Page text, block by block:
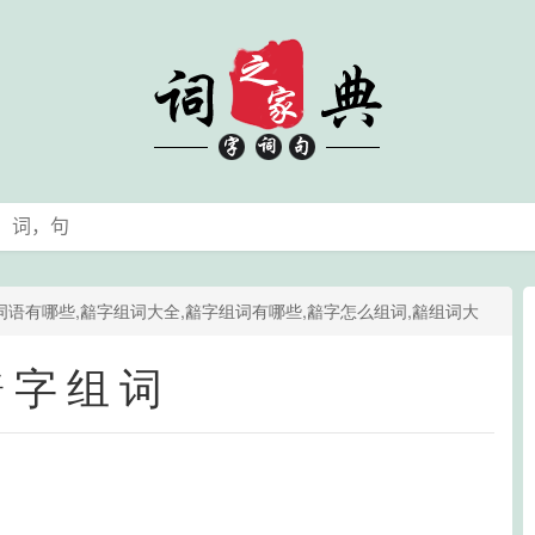
有哪些,韽字组词大全,韽字组词有哪些,韽字怎么组词,韽组词大
组词